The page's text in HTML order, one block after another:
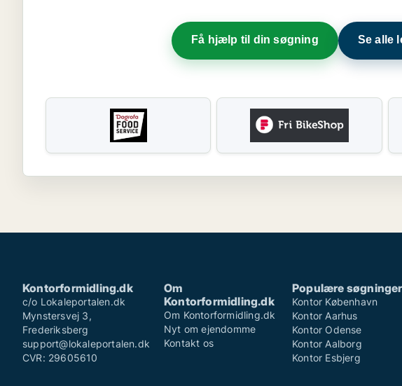
Få hjælp til din søgning Se alle
Kontorformidling.dk
c/o Lokaleportalen.dk
Mynstersvej 3,
Frederiksberg
support@lokaleportalen.dk
CVR: 29605610
Om
Kontorformidling.dk
Om Kontorformidling.dk
Nyt om ejendomme
Kontakt os
Populære søgninger
Kontor København
Kontor Aarhus
Kontor Odense
Kontor Aalborg
Kontor Esbjerg